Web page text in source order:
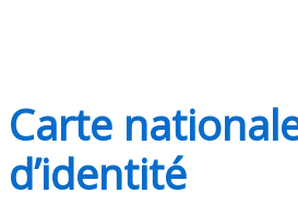
Carte
d’identité